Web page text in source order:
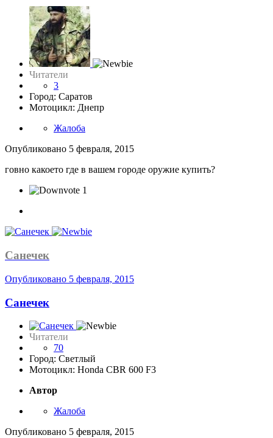
Читатели
3
Город: Саратов
Мотоцикл: Днепр
Жалоба
Опубликовано 5 февраля, 2015
говно какоето где в вашем городе оружие купить?
1
Санечек
Опубликовано 5 февраля, 2015
Санечек
Читатели
70
Город: Светлый
Мотоцикл: Honda CBR 600 F3
Автор
Жалоба
Опубликовано 5 февраля, 2015